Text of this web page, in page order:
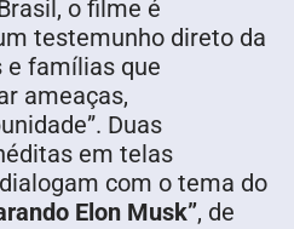
o filme é
testemunho direto da
e famílias que
ameaças,
Duas
em telas
com o tema do
Elon Musk”, de